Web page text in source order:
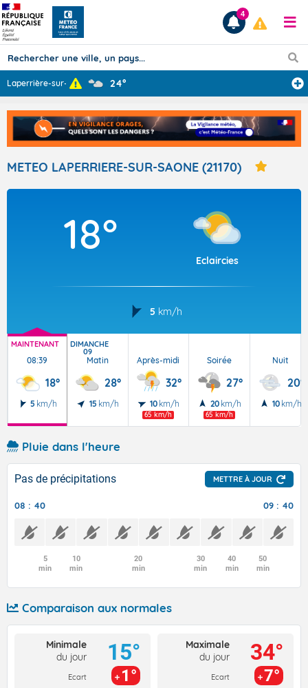
Prévisions
TOUS LES RÉSULTATS
Articles
4
Laperrière-sur- ... 24°
METEO LAPERRIERE-SUR-SAONE (21170)
18°
Eclaircies
5 km/h
MAINTENANT
08:39
18°
5 km/h
DIMANCHE
09
Matin
28°
15 km/h
Après-midi
32°
10 km/h
65 km/h
Soirée
27°
20 km/h
65 km/h
Nuit
20°
10 km/h
Pluie dans l'heure
Pas de précipitations METTRE À JOUR
08 : 40 09 : 40
5
min
10
min
20
min
30
min
40
min
50
min
Comparaison aux normales
Minimale
du jour
Ecart
15°
1°
Maximale
du jour
Ecart
34°
7°